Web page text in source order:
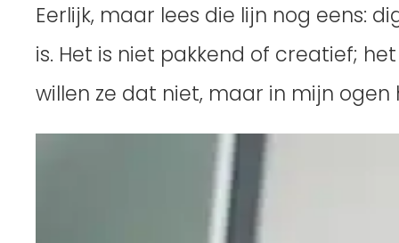
Eerlijk, maar lees die lijn nog eens:
is. Het is niet pakkend of creatief;
willen ze dat niet, maar in mijn